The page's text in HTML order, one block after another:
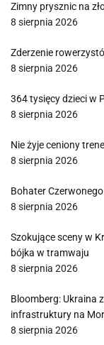
Zimny prysznic na
8 sierpnia 2026
Zderzenie
8 sierpnia 2026
364 tysięcy dzieci w
8 sierpnia 2026
Nie żyje ceniony
8 sierpnia 2026
Bohater
8 sierpnia 2026
Szokujące sceny w
bójka w tramwaju
8 sierpnia 2026
Bloomberg: Ukraina
infrastruktury na
8 sierpnia 2026